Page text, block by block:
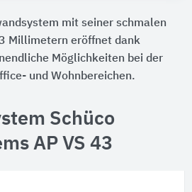
mit seiner schmalen
Millimetern eröffnet dank
Möglichkeiten bei der
und Wohnbereichen.
Schüco
AP VS 43